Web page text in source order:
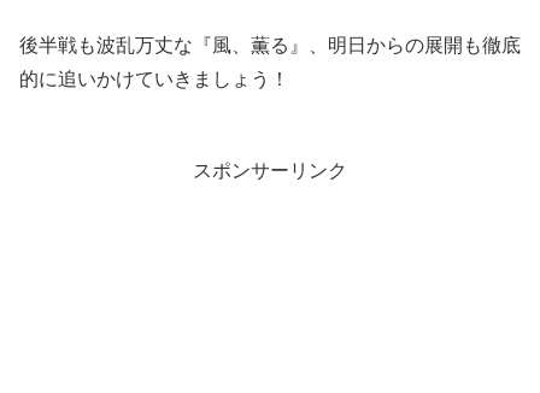
後半戦も波乱万丈な『風、薫る』、明日からの展開も徹底
的に追いかけていきましょう！
スポンサーリンク